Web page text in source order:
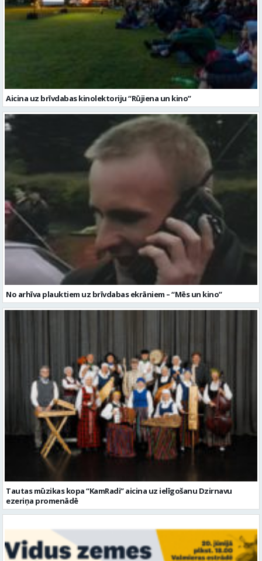
Aicina uz brīvdabas kinolektoriju “Rūjiena un kino”
No arhīva plauktiem uz brīvdabas ekrāniem – “Mēs un kino”
Tautas mūzikas kopa “KamRadi” aicina uz ielīgošanu Dzirnavu
ezeriņa promenādē